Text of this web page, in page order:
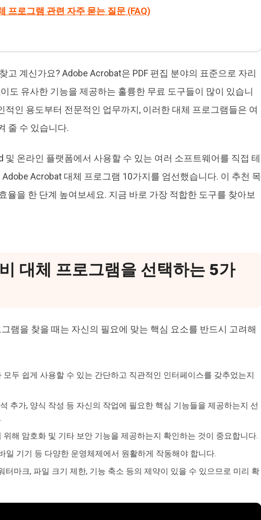
프로그램 관련 자주 묻는 질문 (FAQ)
고 계신가요? Adobe Acrobat은 PDF 편집 분야의 표준으로 자리
도 유사한 기능을 제공하는 훌륭한 무료 도구들이 많이 있습니
적인 용도부터 전문적인 업무까지, 이러한 대체 프로그램들은 여
줄 수 있습니다.
및 온라인 플랫폼에서 사용할 수 있는 여러 소프트웨어를 직접 테
Acrobat 대체 프로그램 10가지를 엄선했습니다. 이 추천 목
율을 한 단계 높여보세요. 지금 바로 가장 적합한 도구를 찾아보
대체 프로그램을 선택하는 5가
램을 찾을 때는 자신의 필요에 맞는 핵심 요소를 반드시 고려해
두 쉽게 사용할 수 있는 간단하고 직관적인 인터페이스를 갖추었는지
추가, 양식 작성 등 자신의 작업에 필요한 핵심 기능들을 제공하는지 선
해 암호화 및 기타 보안 기능을 제공하는지 확인하는 것이 중요합니다.
일 기기 등 다양한 운영체제에서 원활하게 작동해야 합니다.
터마크, 파일 크기 제한, 기능 축소 등의 제약이 있을 수 있으므로 미리 확